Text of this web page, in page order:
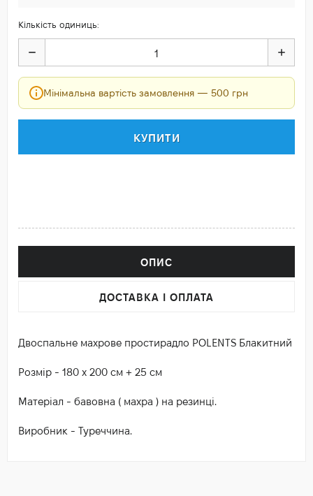
Кількість одиниць:
Мінімальна вартість замовлення — 500 грн
КУПИТИ
ОПИС
ДОСТАВКА І ОПЛАТА
Двоспальне махрове простирадло POLENTS Блакитний
Розмір - 180 х 200 см + 25 см
Матеріал - бавовна ( махра ) на резинці.
Виробник - Туреччина.